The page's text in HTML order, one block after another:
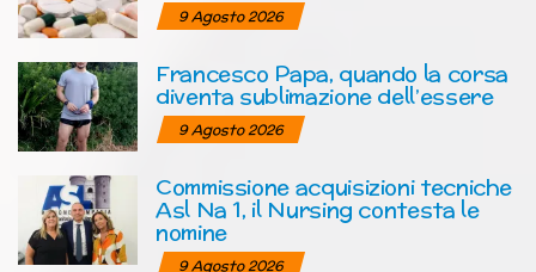
9 Agosto 2026
Francesco Papa, quando la corsa
diventa sublimazione dell’essere
9 Agosto 2026
Commissione acquisizioni tecniche
Asl Na 1, il Nursing contesta le
nomine
9 Agosto 2026